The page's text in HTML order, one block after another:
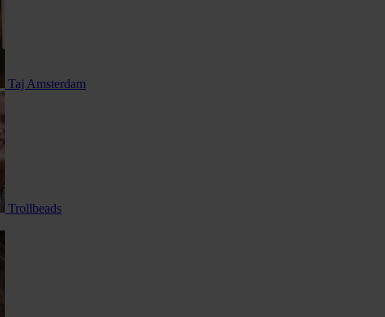
Taj Amsterdam
Trollbeads